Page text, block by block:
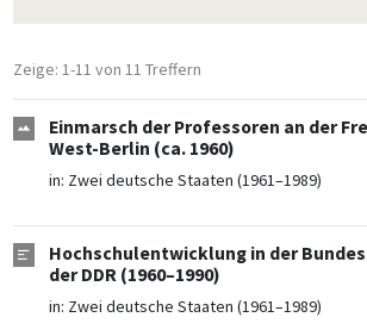
Zeige: 1-11 von 11 Treffern
Einmarsch der Professoren an der
West-Berlin (ca. 1960)
in: Zwei deutsche Staaten (1961–1989)
Hochschulentwicklung in der
der DDR (1960–1990)
in: Zwei deutsche Staaten (1961–1989)